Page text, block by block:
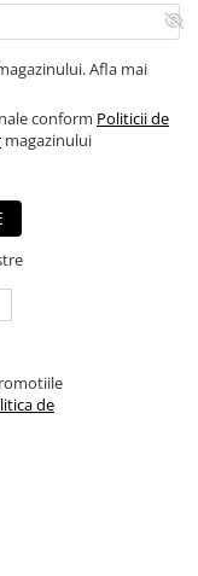
Afla mai
conform Politicii de
magazinului
de